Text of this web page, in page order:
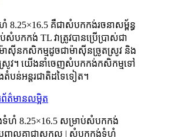
គឺជាសំបកកង់រចនាសម្ព័ន្ធ
សំបកកង់ TL វាត្រូវបានប្រើប្រាស់ជា
ស៊ីនកសិកម្មដូចជាម៉ាស៊ីនច្រូតស្រូវ និង
រូវ។ យើងនាំចេញសំបកកង់កសិកម្មទៅ
តំបន់អន្តរជាតិដទៃទៀត។
ព័ត៌មានលម្អិត